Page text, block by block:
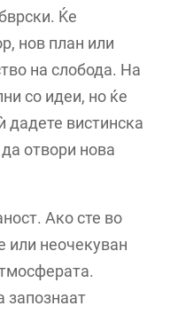
Ќе
нов план или
на слобода. На
со идеи, но ќе
дадете вистинска
отвори нова
Ако сте во
или неочекуван
запознаат